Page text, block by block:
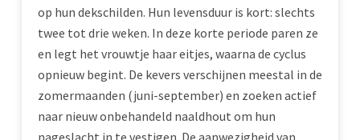
op hun dekschilden. Hun levensduur is kort: slechts
twee tot drie weken. In deze korte periode paren ze
en legt het vrouwtje haar eitjes, waarna de cyclus
opnieuw begint. De kevers verschijnen meestal in de
zomermaanden (juni-september) en zoeken actief
naar nieuw onbehandeld naaldhout om hun
nageslacht in te vestigen. De aanwezigheid van